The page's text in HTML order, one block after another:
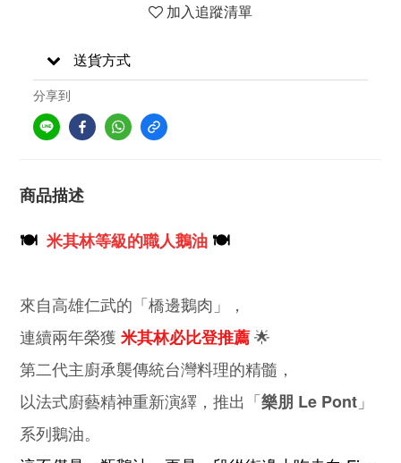
加入追蹤清單
送貨方式
分享到
商品描述
🍽️ 米其林等級的職人鵝油 🍽️
來自高雄仁武的「橋邊鵝肉」，
連續兩年榮獲 米其林必比登推薦🌟
第二代主廚承襲傳統台灣料理的精髓，
以法式廚藝精神重新演繹，推出「樂朋 Le Pont 」
系列鵝油。